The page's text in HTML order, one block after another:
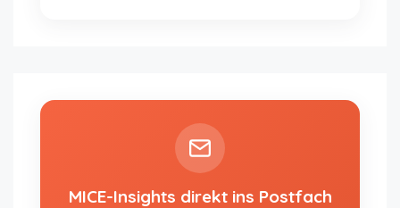
MICE-Insights direkt ins Postfach